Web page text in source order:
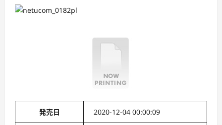
発売日 2020-12-04 00:00:09